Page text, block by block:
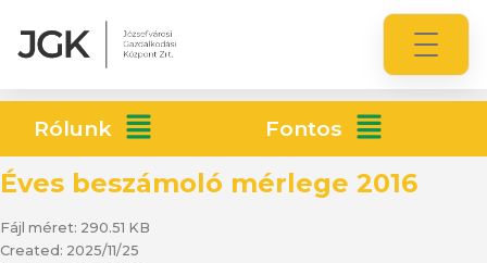
Rólunk Fontos
Éves beszámoló mérlege 2016
Fájl méret: 290.51 KB
Created: 2025/11/25